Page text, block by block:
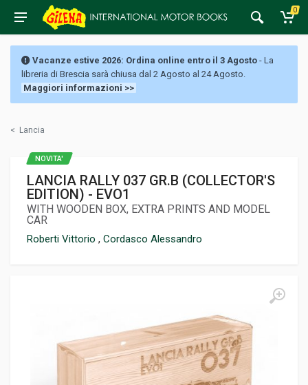
0
Vacanze estive 2026: Ordina online entro il 3 Agosto - La
libreria di Brescia sarà chiusa dal 2 Agosto al 24 Agosto.
Maggiori informazioni >>
< Lancia
LANCIA RALLY 037 GR.B (COLLECTOR'S
EDITION) - EVO1
WITH WOODEN BOX, EXTRA PRINTS AND MODEL
CAR
Roberti Vittorio , Cordasco Alessandro
NOVITA'